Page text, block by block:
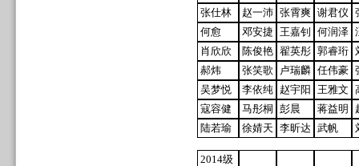
张仕林
赵一沛 张霄爽 谢君仪
何愈
邓安捷 王嘉钊 何润泽
肖欣欣
陈俊艳 翟英彤 郭睿珩
郝炜
张笑歌 卢瑞麟 任伟豪
吴梦悦
李依纯 赵宇阳 王雅文
寇容健
马彤桐 彭晨 蒋益明
陆若瑜
徐婧天 李昕达 武帆
2014级